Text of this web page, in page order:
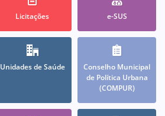
Licitações e-SUS
Unidades de Saúde
Conselho Municipal
de Política Urbana
(COMPUR)